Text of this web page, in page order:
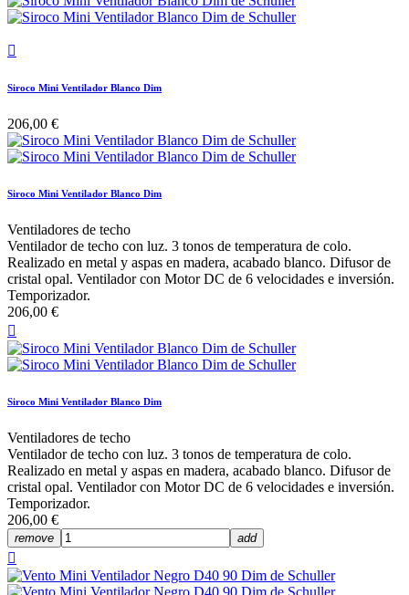

Siroco Mini Ventilador Blanco Dim
206,00 €
Siroco Mini Ventilador Blanco Dim
Ventiladores de techo
Ventilador de techo con luz. 3 tonos de temperatura de colo.
Realizado en metal y aspas en madera, acabado blanco. Difusor de
cristal opal. Ventilador con Motor DC de 6 velocidades e inversión.
Temporizador.
206,00 €

Siroco Mini Ventilador Blanco Dim
Ventiladores de techo
Ventilador de techo con luz. 3 tonos de temperatura de colo.
Realizado en metal y aspas en madera, acabado blanco. Difusor de
cristal opal. Ventilador con Motor DC de 6 velocidades e inversión.
Temporizador.
206,00 €
remove add
